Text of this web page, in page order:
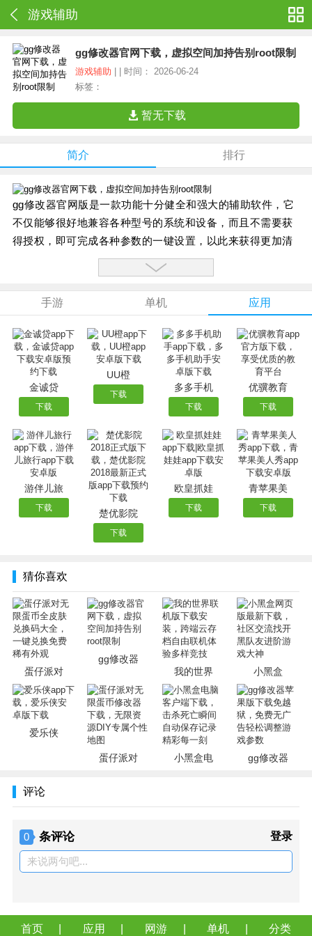
游戏辅助
gg修改器官网下载，虚拟空间加持告别root限制
游戏辅助 | | 时间： 2026-06-24
标签：
暂无下载
简介 排行
gg修改器官网版是一款功能十分健全和强大的辅助软件，它
不仅能够很好地兼容各种型号的系统和设备，而且不需要获
得授权，即可完成各种参数的一键设置，以此来获得更加清
晰地显示效果和流畅体验。同时除了占用极小的设备资源
外，它还针对射击、塔防和休闲等游戏提供了专门的操作优
化体验。
软件功能
1、gg游戏修改器自动锁定数值。
2、gg修改器最新版搜索精确数值。
3、gg修改器保存读取地址列表。
4、gg修改器最新版改变游戏速度。
5、点击悬浮图标在游戏中激活game guardian。
6、模糊搜索，如增大，减少。
软件特色
1、gg修改器官网版兼容性强，适用于所有的Android系统。
2、支持虚拟空间，不用担心手机的束缚。
戏的速度。
软件亮点
定制游戏体验：GG修改器允许用户根据个人喜好自由调整
游戏参数，从而创造独特的游戏体验。无论是调整角色属
性、增加游戏资源还是改变游戏速度，都可以很容易地实
现。
虚拟空间技术：该软件附带虚拟空间版本，无需root许可即
可修改游戏参数。这项技术不仅提高了修改的安全性，而且
使用户不必担心手机被限制或阻止的风险。
修改经验的用户也可以快速上手。修改游戏参数只需要几个
简单的操作。
程高效稳定。用户可以放心地使用它，而不用担心修改失败
或游戏崩溃。
功能强大：GG修改器具有非常强大的修改游戏参数的功
手游 单机 应用
金诚贷
下载
UU橙
下载
多多手机
下载
优骥教育
下载
游伴儿旅
下载 楚优影院
下载
欧皇抓娃
下载
青苹果美
下载
猜你喜欢
蛋仔派对
gg修改器
我的世界
小黑盒
爱乐侠
蛋仔派对 小黑盒电 gg修改器
评论
0 条评论 登录
来说两句吧...
首页 应用 网游 单机 分类